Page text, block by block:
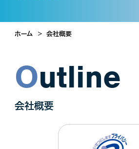
ホーム 会社概要
Outline
会社概要